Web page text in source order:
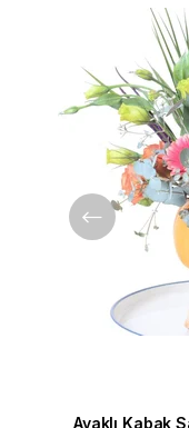
Ayaklı Kabak